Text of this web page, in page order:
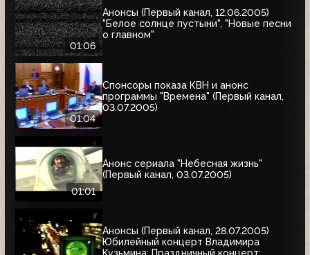
01:06
Анонсы (Первый канал, 12.06.2005)
"Белое солнце пустыни", "Новые песни
о главном"
01:04
Спонсоры показа КВН и анонс
программы "Времена" (Первый канал,
03.07.2005)
01:01
Анонс сериала "Небесная жизнь"
(Первый канал, 03.07.2005)
Анонсы (Первый канал, 28.07.2005)
Юбилейный концерт Владимира
Кузьмина; Праздничный концерт;